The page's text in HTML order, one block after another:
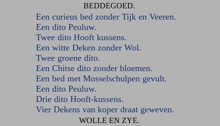
BEDDEGOED.
Een curieus bed zonder Tijk en Veeren.
Een dito Peuluw.
Twee dito Hooft kussens.
Een witte Deken zonder Wol.
Twee groene dito.
Een Chitse dito zonder bloemen.
Een bed met Mosselschulpen gevult.
Een dito Peuluw.
Drie dito Hooft-kussens.
Vier Dekens van koper draat geweven.
WOLLE EN ZYE.